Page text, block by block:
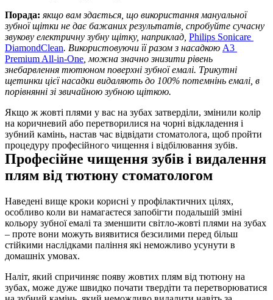
Порада: якщо вам здається, що використання мануальної
зубної щітки не дає бажаних результатів, спробуйте сучасну
звукову електричну зубну щітку, наприклад, Philips Sonicare
DiamondClean. Використовуючи її разом з насадкою A3
Premium All-in-One , можна значно знизити рівень
знебарвлення тютюном поверхні зубної емалі. Трикутні
щетинки цієї насадки видаляють до 100% потемнінь емалі, в
порівнянні зі звичайною зубною щіткою.
Якщо ж жовті плями у вас на зубах затверділи, змінили колір
на коричневий або перетворилися на чорні відкладення і
зубний камінь, настав час відвідати стоматолога, щоб пройти
процедуру професійного чищення і відбілювання зубів.
Професійне чищення зубів і видалення
плям від тютюну стоматологом
Наведені вище кроки корисні у профілактичних цілях,
особливо коли ви намагаєтеся запобігти подальшій зміні
кольору зубної емалі та зменшити світло-жовті плями на зубах
– проте вони можуть виявитися безсилими перед більш
стійкими наслідками паління які неможливо усунути в
домашніх умовах.
Наліт, який спричиняє появу жовтих плям від тютюну на
зубах, може дуже швидко почати твердіти та перетворюватися